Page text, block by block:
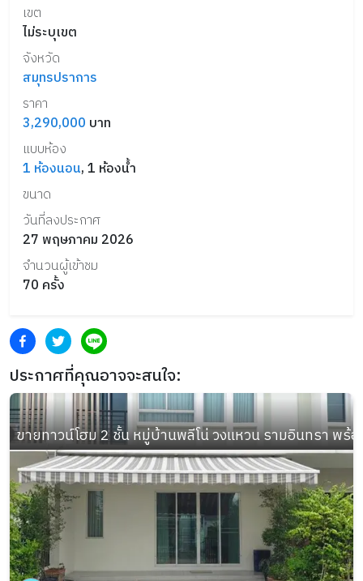
เขต
ไม่ระบุเขต
จังหวัด
สมุทรปราการ
ราคา
3,290,000 บาท
แบบห้อง
1 ห้องนอน,1 ห้องน้ำ
ขนาด
วันที่ลงประกาศ
27 พฤษภาคม 2026
จำนวนผู้เข้าชม
70 ครั้ง
ประกาศที่คุณอาจจะสนใจ:
ขายทาวน์โฮม 2 ชั้น หมู่บ้านพลีโน่ วงแหวน รามอินทรา พร้อ